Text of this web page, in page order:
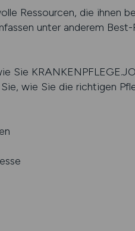
Ressourcen, die ihnen
unter anderem
Sie
wie Sie die richtigen